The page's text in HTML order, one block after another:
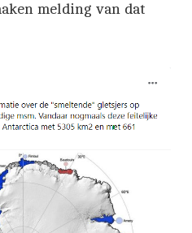
melding van dat